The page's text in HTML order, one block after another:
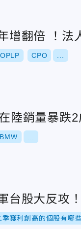
增翻倍 ！法
CPO
陸銷量暴
BMW
股大反攻！
季獲利創高的個股有哪